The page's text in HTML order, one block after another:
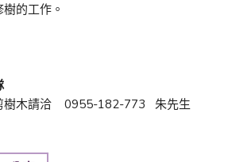
樹的工作。
樹木請洽 0955-182-773 朱先生